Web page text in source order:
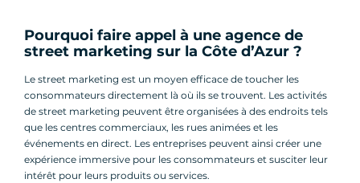
Pourquoi faire appel à une agence de
street marketing sur la Côte d’Azur ?
Le street marketing est un moyen efficace de toucher les
consommateurs directement là où ils se trouvent. Les activités
de street marketing peuvent être organisées à des endroits tels
que les centres commerciaux, les rues animées et les
événements en direct. Les entreprises peuvent ainsi créer une
expérience immersive pour les consommateurs et susciter leur
intérêt pour leurs produits ou services.